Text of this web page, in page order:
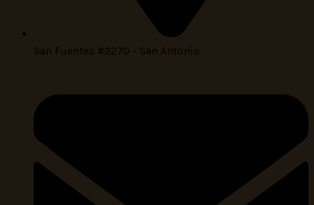
San Fuentes #2270 - San Antonio